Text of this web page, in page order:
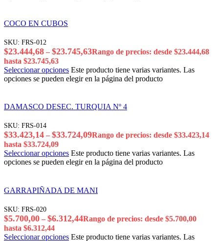
COCO EN CUBOS
SKU: FRS-012
$23.444,68 – $23.745,63Rango de precios: desde $23.444,68
hasta $23.745,63
Seleccionar opciones Este producto tiene varias variantes. Las
opciones se pueden elegir en la página del producto
DAMASCO DESEC. TURQUIA Nº 4
SKU: FRS-014
$33.423,14 – $33.724,09Rango de precios: desde $33.423,14
hasta $33.724,09
Seleccionar opciones Este producto tiene varias variantes. Las
opciones se pueden elegir en la página del producto
GARRAPIÑADA DE MANI
SKU: FRS-020
$5.700,00 – $6.312,44Rango de precios: desde $5.700,00
hasta $6.312,44
Seleccionar opciones Este producto tiene varias variantes. Las